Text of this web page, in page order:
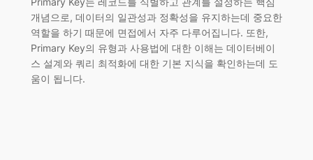
개념으로, 데이터의 일관성과 정확성을 유지하는데 중요한
역할을 하기 때문에 면접에서 자주 다루어집니다. 또한,
Primary Key의 유형과 사용법에 대한 이해는 데이터베이
스 설계와 쿼리 최적화에 대한 기본 지식을 확인하는데 도
움이 됩니다.